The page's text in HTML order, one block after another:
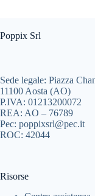
Poppix Srl
Sede legale: Piazza
11100 Aosta (AO)
P.IVA: 01213200072
REA: AO – 76789
Pec: poppixsrl@pec.it
ROC: 42044
Risorse